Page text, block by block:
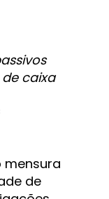
caixa
mensura
de